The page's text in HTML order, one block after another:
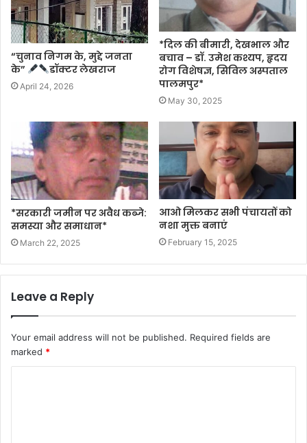
“चुनाव निगम के, मुद्दे जनता
के”
डॉक्टर लेखराज
April 24, 2026
*दिल की बीमारी, देखभाल और
बचाव – डॉ. उमेश कश्यप, हृदय
रोग विशेषज्ञ, सिविल अस्पताल
पालमपुर*
May 30, 2025
*सरकारी जमीन पर अवैध कब्जे:
समस्या और समाधान*
March 22, 2025
आओ मिलकर सभी पंचायतों को
नशा मुक्त बनाएं
February 15, 2025
Leave a Reply
Your email address will not be published. Required fields are
marked *